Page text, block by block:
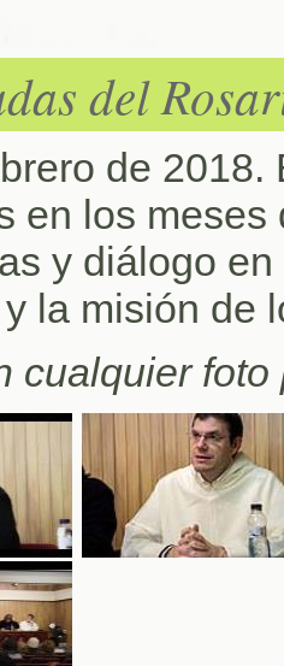
del
de
en los
y diálogo
la misión de
cualquier